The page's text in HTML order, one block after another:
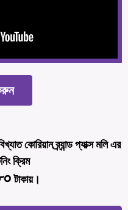
কোরিয়ান ব্র্যান্ড প্যাক্স মলি এর
ক্রিম
টাকায়।